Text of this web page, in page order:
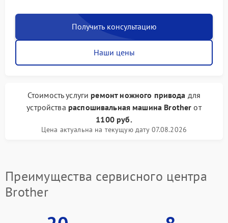
Получить консультацию
Наши цены
Стоимость услуги ремонт ножного привода для
устройства распошивальная машина Brother от
1100 руб.
Цена актуальна на текущую дату 07.08.2026
Преимущества сервисного центра
Brother